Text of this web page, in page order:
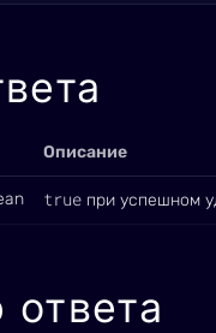
Описание
true при успешном